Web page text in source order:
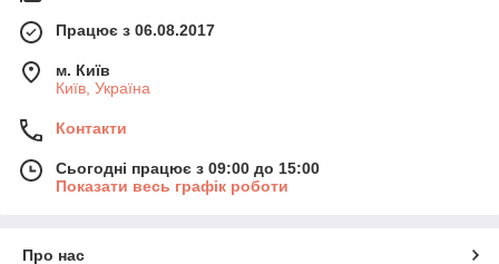
Працює з 06.08.2017
м. Київ
Київ, Україна
Контакти
Сьогодні працює з 09:00 до 15:00
Показати весь графік роботи
Про нас